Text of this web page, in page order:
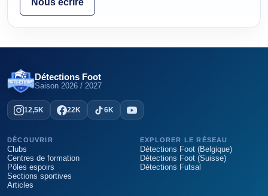
Nous écrire
Détections Foot
Saison 2026 / 2027
12,5K 22K 6K
DÉCOUVRIR
Clubs
Centres de formation
Pôles espoirs
Sections sportives
Articles
EXPLORER LE RÉSEAU
Détections Foot (Belgique)
Détections Foot (Suisse)
Détections Futsal